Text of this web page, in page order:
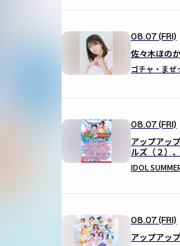
08.07 (FRI)
佐々木ほのか
ゴチャ・まぜ
08.07 (FRI)
アップアッ
ルズ（２）
IDOL
08.07 (FRI)
アップアッ